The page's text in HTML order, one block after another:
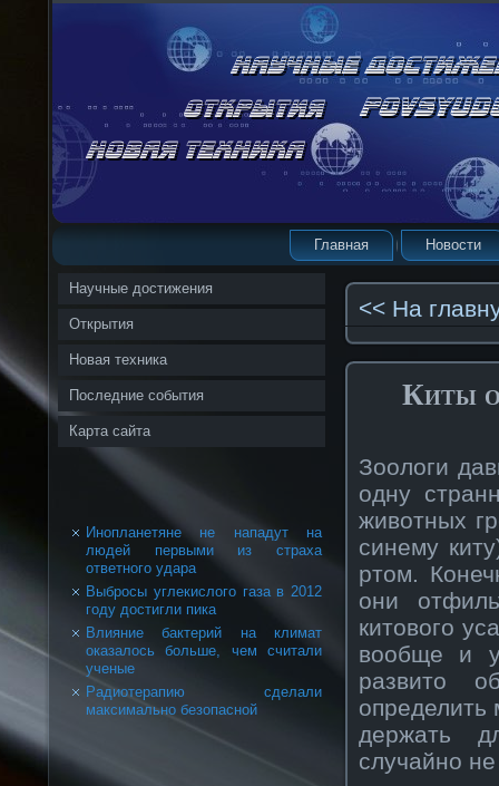
Главная Новости
Научные достижения
Открытия
Новая техника
Последние события
Карта сайта
Инопланетяне не нападут на
людей первыми из страха
ответного удара
Выбросы углекислого газа в 2012
году достигли пика
Влияние бактерий на климат
оказалось больше, чем считали
ученые
Радиотерапию сделали
максимально безопасной
<< На
Киты
Зоологи
одну
животных
синему
ртом.
они
китового
вообще и у
развито
держать
случайно